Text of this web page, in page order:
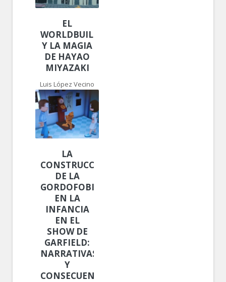
EL
WORLDBUILDING
Y LA MAGIA
DE HAYAO
MIYAZAKI
Luis López Vecino
LA
CONSTRUCCIÓN
DE LA
GORDOFOBIA
EN LA
INFANCIA
EN EL
SHOW DE
GARFIELD:
NARRATIVAS
Y
CONSECUENCIAS